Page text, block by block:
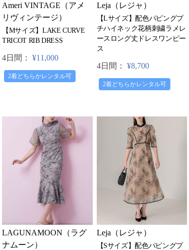
Ameri VINTAGE（アメ
リヴィンテージ）
【Mサイズ】LAKE CURVE
TRICOT RIB DRESS
4日間： ¥11,000
2着どちらかレンタル可
Leja（レジャ）
【Lサイズ】配色パピングプ
チハイネック花柄刺繍ラメレ
ースロング丈ドレスワンピー
ス
4日間： ¥8,700
2着どちらかレンタル可
LAGUNAMOON（ラグ
ナムーン）
Leja（レジャ）
【Sサイズ】配色パピングプ